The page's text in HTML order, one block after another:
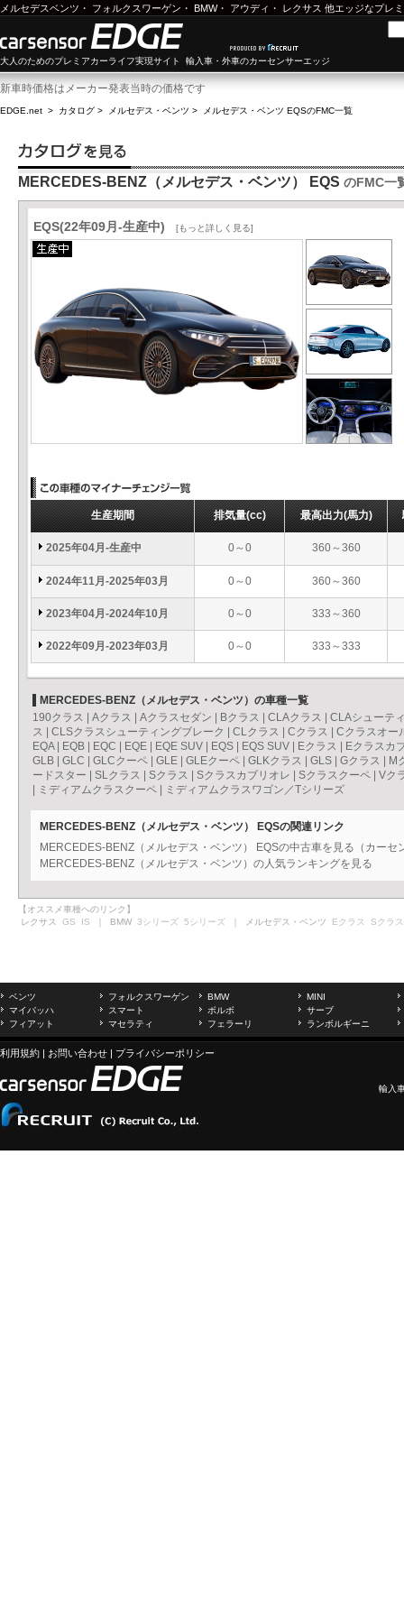
メルセデスベンツ ・ フォルクスワーゲン ・ BMW・ アウディ ・ レクサス 他エッジなプレ
大人のためのプレミアカーライフ実現サイト 輸入車・外車のカーセンサーエッジ
新車時価格はメーカー発表当時の価格です
EDGE.net > カタログ > メルセデス・ベンツ > メルセデス・ベンツ EQSのFMC一覧
MERCEDES-BENZ（メルセデス・ベンツ） EQS のFMC一
EQS(22年09月-生産中) [もっと詳しく見る]
生産期間 排気量(cc) 最高出力(馬力)
2025年04月-生産中 0～0 360～360
2024年11月-2025年03月 0～0 360～360
2023年04月-2024年10月 0～0 333～360
2022年09月-2023年03月 0～0 333～333
MERCEDES-BENZ（メルセデス・ベンツ）の車種一覧
190クラス
Aクラス Aクラスセダン Bクラス CLAクラス
CLAシューテ
ス
CLSクラスシューティングブレーク CLクラス Cクラス
Cクラスオー
EQA| EQB EQC EQE EQE SUV EQS EQS SUV Eクラス
Eクラスカ
GLB
GLC GLCクーペ GLE GLEクーペ GLKクラス GLS Gクラス
M
ードスター
SLクラス Sクラス Sクラスカブリオレ Sクラスクーペ
Vク
ミディアムクラスクーペ ミディアムクラスワゴン／Tシリーズ
MERCEDES-BENZ（メルセデス・ベンツ） EQSの関連リンク
MERCEDES-BENZ（メルセデス・ベンツ） EQSの中古車を見る（カーセ
MERCEDES-BENZ（メルセデス・ベンツ）の人気ランキングを見る
【オススメ車種へのリンク】
レクサス GS IS ｜ BMW 3シリーズ 5シリーズ ｜ メルセデス・ベンツ Eクラス Sクラス
ベンツ フォルクスワーゲン BMW
MINI
マイバッハ
スマート ボルボ
サーブ
フィアット
マセラティ フェラーリ ランボルギーニ
利用規約 | お問い合わせ | プライバシーポリシー
輸入